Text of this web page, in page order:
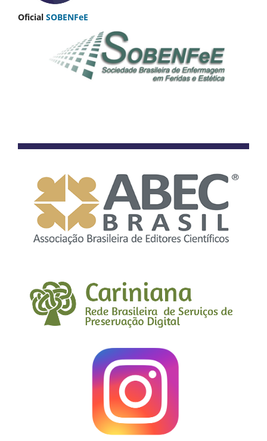
Oficial SOBENFeE